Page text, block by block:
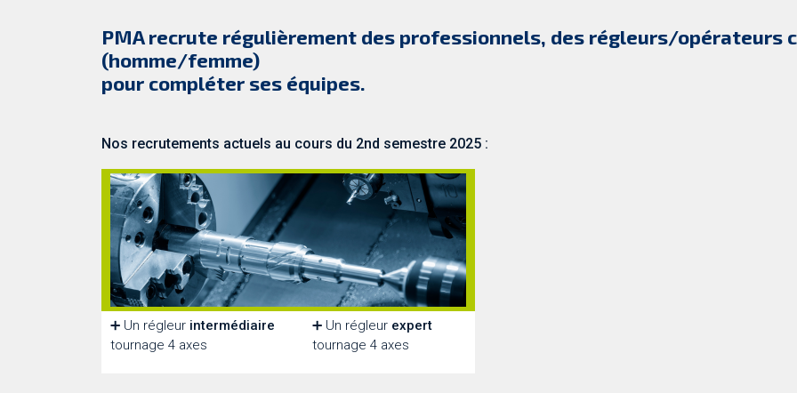
PMA recrute régulièrement des professionnels, des régleurs/opérateurs
(homme/femme)
pour compléter ses équipes.
Nos recrutements actuels au cours du 2nd semestre 2025 :
➕ Un régleur intermédiaire
tournage 4 axes
➕ Un régleur expert
tournage 4 axes